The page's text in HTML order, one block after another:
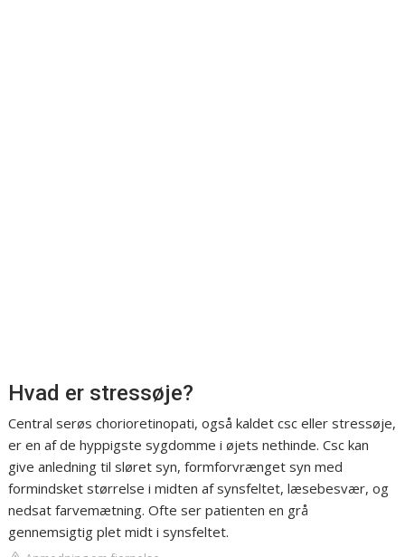
Hvad er stressøje?
Central serøs chorioretinopati, også kaldet csc eller stressøje,
er en af de hyppigste sygdomme i øjets nethinde. Csc kan
give anledning til sløret syn, formforvrænget syn med
formindsket størrelse i midten af synsfeltet, læsebesvær, og
nedsat farvemætning. Ofte ser patienten en grå
gennemsigtig plet midt i synsfeltet.